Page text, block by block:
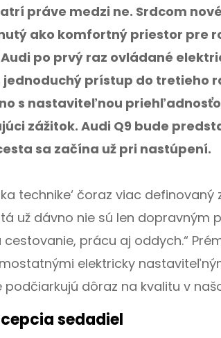
práve medzi ne. Srdcom
ako komfortný priestor pre
po prvý raz ovládané
jednoduchý prístup do tretieho
s nastaviteľnou
zážitok. Audi Q9 bude
sa začína už pri nastúpení.
technike‘ čoraz viac
už dávno nie sú len
prácu aj oddych.“
elektricky
dôraz na kvalitu v
sedadiel